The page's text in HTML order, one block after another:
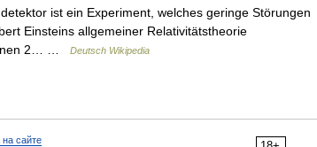
ist ein Experiment, welches geringe Störungen
Einsteins allgemeiner Relativitätstheorie
2… …
Deutsch Wikipedia
сайте